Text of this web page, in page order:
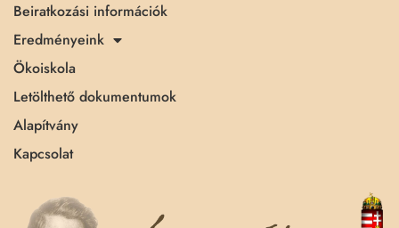
Beiratkozási információk
Eredményeink
Ökoiskola
Letölthető dokumentumok
Alapítvány
Kapcsolat